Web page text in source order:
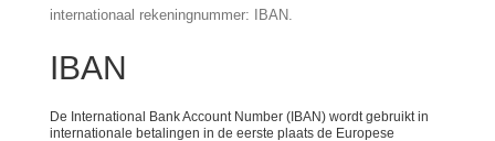
internationaal rekeningnummer: IBAN.
IBAN
De International Bank Account Number (IBAN) wordt gebruikt in
internationale betalingen in de eerste plaats de Europese